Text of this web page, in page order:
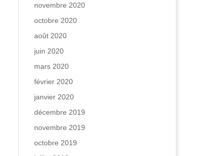
novembre 2020
octobre 2020
août 2020
juin 2020
mars 2020
février 2020
janvier 2020
décembre 2019
novembre 2019
octobre 2019